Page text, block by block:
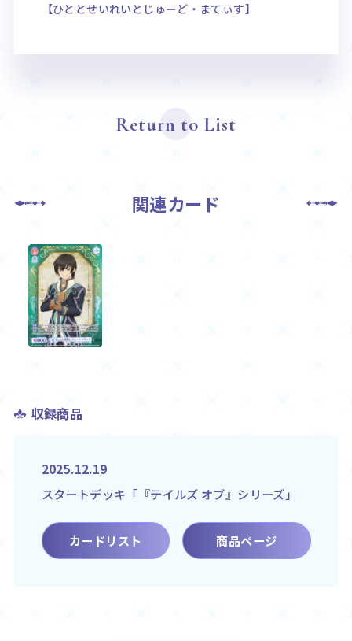
【ひととせいれいとじゅーど・まてぃす】
Return to List
関連カード
収録商品
2025.12.19
スタートデッキ「『テイルズ オブ』シリーズ」
カードリスト 商品ページ